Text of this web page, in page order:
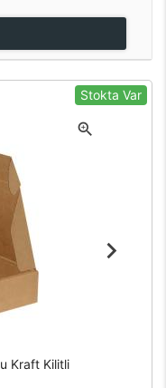
Stokta Var
Kraft Kilitli